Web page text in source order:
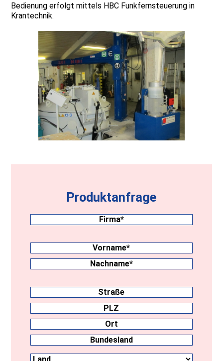
Bedienung erfolgt mittels HBC Funkfernsteuerung in
Krantechnik.
Produktanfrage
Firma(erforderlich)
Nachname(erforderlich)
Vorname
Anschrift
Straße
PLZ
Ort